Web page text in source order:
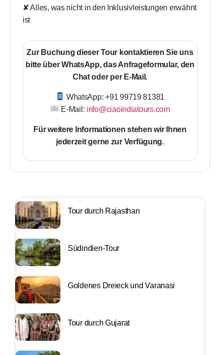
✘ Alles, was nicht in den Inklusivleistungen erwähnt
ist
Zur Buchung dieser Tour kontaktieren Sie uns
bitte über WhatsApp, das Anfrageformular, den
Chat oder per E-Mail.
WhatsApp: +91 99719 81381
E-Mail: info@ciaoindiatours.com
Für weitere Informationen stehen wir Ihnen
jederzeit gerne zur Verfügung.
Tour durch Rajasthan
Südindien-Tour
Goldenes Dreieck und Varanasi
Tour durch Gujarat